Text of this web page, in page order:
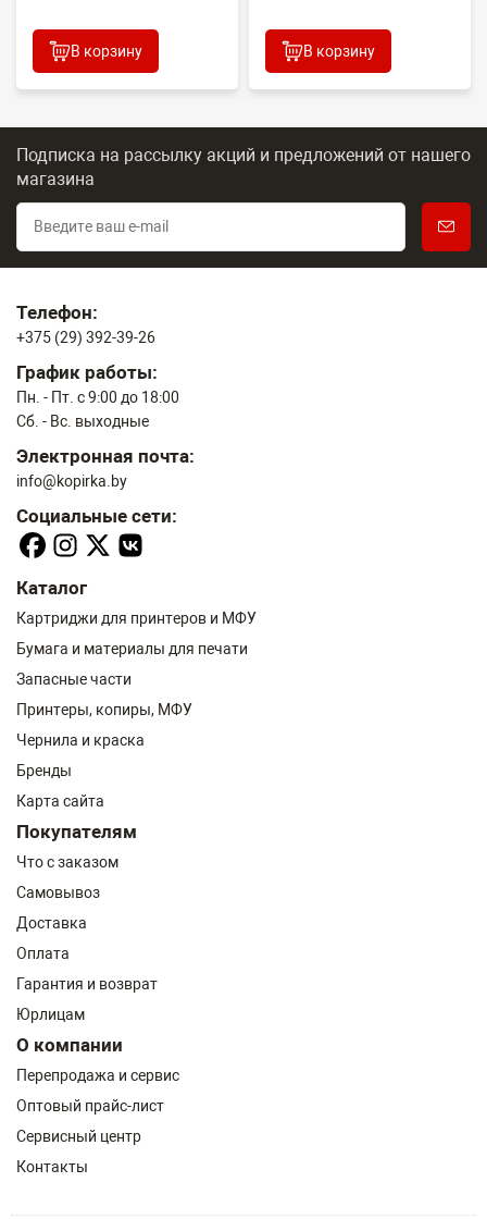
В корзину В корзину
Подписка на рассылку акций и предложений от нашего
магазина
Телефон:
+375 (29) 392-39-26
График работы:
Пн. - Пт. с 9:00 до 18:00
Сб. - Вс. выходные
Электронная почта:
info@kopirka.by
Социальные сети:
Каталог
Картриджи для принтеров и МФУ
Бумага и материалы для печати
Запасные части
Принтеры, копиры, МФУ
Чернила и краска
Бренды
Карта сайта
Покупателям
Что с заказом
Самовывоз
Доставка
Оплата
Гарантия и возврат
Юрлицам
О компании
Перепродажа и сервис
Оптовый прайс-лист
Сервисный центр
Контакты